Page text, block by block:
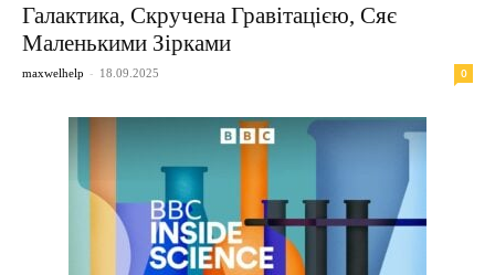
Галактика, Скручена Гравітацією, Сяє
Маленькими Зірками
maxwelhelp - 18.09.2025 0